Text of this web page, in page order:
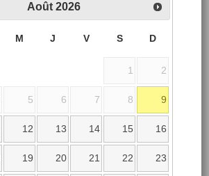
Août 2026
M J V S D
1 2
5 6 7 8 9
12 13 14 15 16
19 20 21 22 23